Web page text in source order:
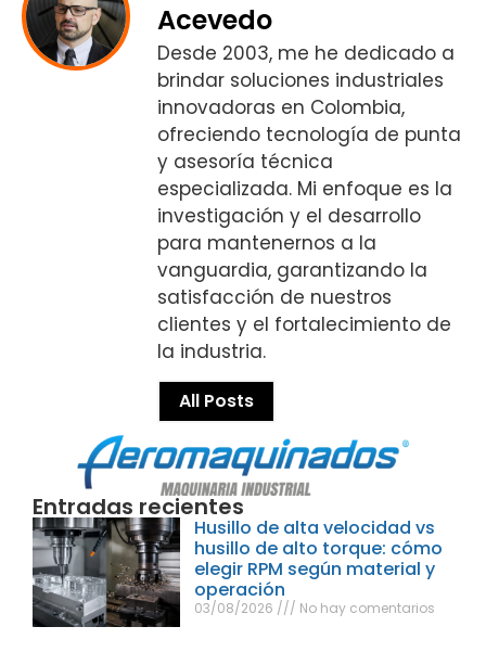
Acevedo
Desde 2003, me he dedicado a
brindar soluciones industriales
innovadoras en Colombia,
ofreciendo tecnología de punta
y asesoría técnica
especializada. Mi enfoque es la
investigación y el desarrollo
para mantenernos a la
vanguardia, garantizando la
satisfacción de nuestros
clientes y el fortalecimiento de
la industria.
All Posts
Entradas recientes
Husillo de alta velocidad vs
husillo de alto torque: cómo
elegir RPM según material y
operación
03/08/2026 No hay comentarios